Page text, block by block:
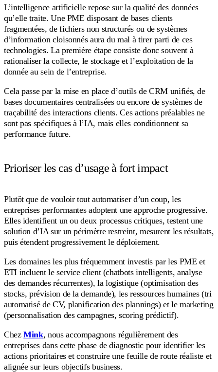
L’intelligence artificielle repose sur la qualité des données
qu’elle traite. Une PME disposant de bases clients
fragmentées, de fichiers non structurés ou de systèmes
d’information cloisonnés aura du mal à tirer parti de ces
technologies. La première étape consiste donc souvent à
rationaliser la collecte, le stockage et l’exploitation de la
donnée au sein de l’entreprise.
Cela passe par la mise en place d’outils de CRM unifiés, de
bases documentaires centralisées ou encore de systèmes de
traçabilité des interactions clients. Ces actions préalables ne
sont pas spécifiques à l’IA, mais elles conditionnent sa
performance future.
Prioriser les cas d’usage à fort impact
Plutôt que de vouloir tout automatiser d’un coup, les
entreprises performantes adoptent une approche progressive.
Elles identifient un ou deux processus critiques, testent une
solution d’IA sur un périmètre restreint, mesurent les résultats,
puis étendent progressivement le déploiement.
Les domaines les plus fréquemment investis par les PME et
ETI incluent le service client (chatbots intelligents, analyse
des demandes récurrentes), la logistique (optimisation des
stocks, prévision de la demande), les ressources humaines (tri
automatisé de CV, planification des plannings) et le marketing
(personnalisation des campagnes, scoring prédictif).
ChezMink, nous accompagnons régulièrement des
entreprises dans cette phase de diagnostic pour identifier les
actions prioritaires et construire une feuille de route réaliste et
alignée sur leurs objectifs business.